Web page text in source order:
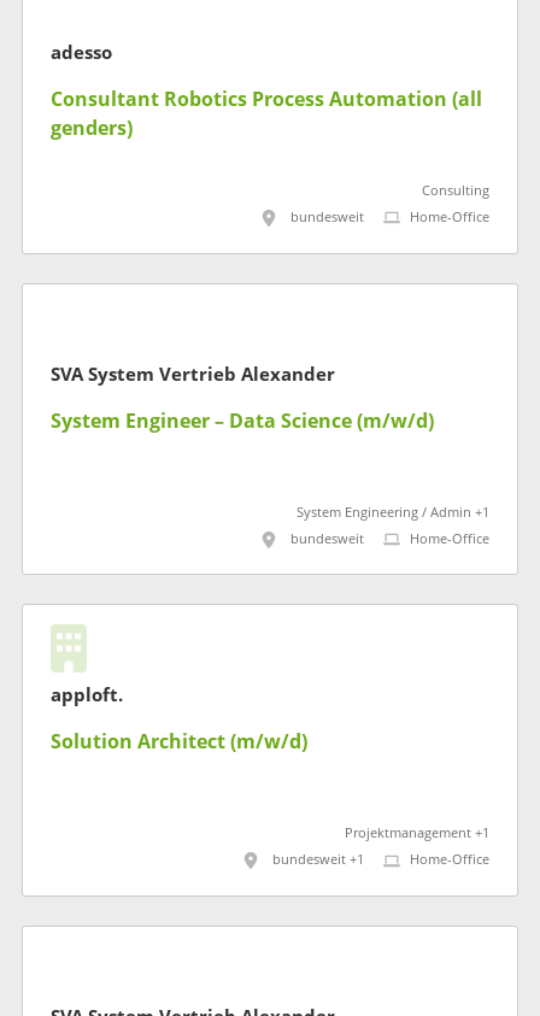
adesso
Consultant Robotics Process Automation (all
genders)
Consulting
bundesweit
Home-Office
SVA System Vertrieb Alexander
System Engineer – Data Science (m/w/d)
System Engineering / Admin +1
bundesweit
Home-Office
apploft.
Solution Architect (m/w/d)
Projektmanagement +1
bundesweit +1
Home-Office